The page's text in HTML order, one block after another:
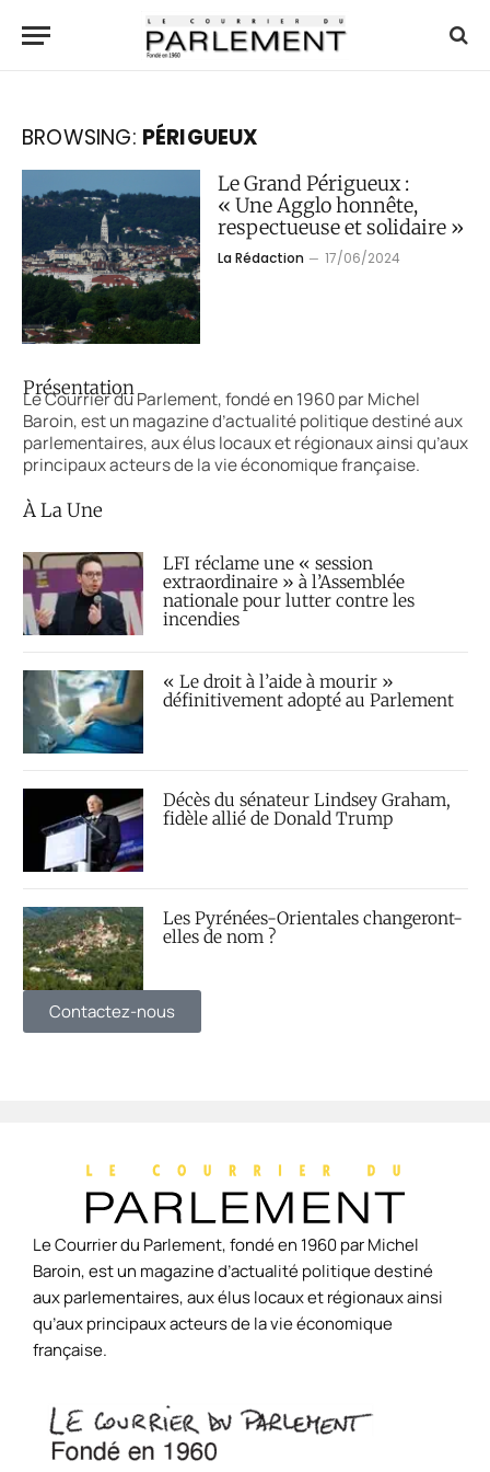
BROWSING: PÉRIGUEUX
Le Grand Périgueux :
« Une Agglo honnête,
respectueuse et solidaire »
La Rédaction 17/06/2024
Présentation
Le Courrier du Parlement, fondé en 1960 par Michel
Baroin, est un magazine d’actualité politique destiné aux
parlementaires, aux élus locaux et régionaux ainsi qu’aux
principaux acteurs de la vie économique française.
À La Une
LFI réclame une « session
extraordinaire » à l’Assemblée
nationale pour lutter contre les
incendies
« Le droit à l’aide à mourir »
définitivement adopté au Parlement
Décès du sénateur Lindsey Graham,
fidèle allié de Donald Trump
Les Pyrénées-Orientales changeront-
elles de nom ?
Contactez-nous
Le Courrier du Parlement, fondé en 1960 par Michel
Baroin, est un magazine d’actualité politique destiné
aux parlementaires, aux élus locaux et régionaux ainsi
qu’aux principaux acteurs de la vie économique
française.